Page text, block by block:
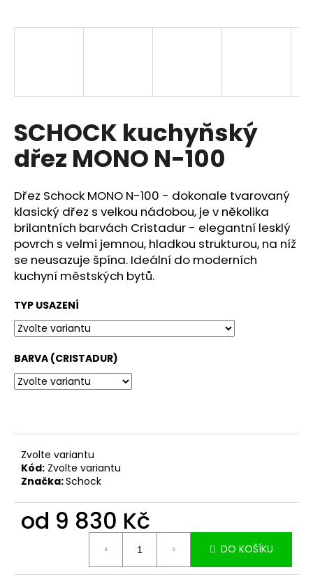
SCHOCK kuchyňský
dřez MONO N-100
Dřez Schock MONO N-100 - dokonale tvarovaný
klasický dřez s velkou nádobou, je v několika
brilantních barvách Cristadur - elegantní lesklý
povrch s velmi jemnou, hladkou strukturou, na níž
se neusazuje špína. Ideální do moderních
kuchyní městských bytů.
TYP USAZENÍ
BARVA (CRISTADUR)
Zvolte variantu
Kód: Zvolte variantu
Značka:Schock
od 9 830 Kč
DO KOŠÍKU
j
?
HLEDAT
D
o
p
o
r
u
č
u
e
m
e